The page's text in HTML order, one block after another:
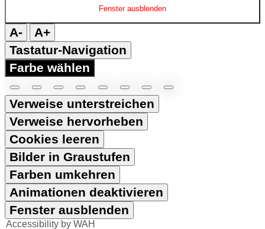
Fenster ausblenden
A-
A+
Tastatur-Navigation
Farbe wählen
Verweise unterstreichen
Verweise hervorheben
Cookies leeren
Bilder in Graustufen
Farben umkehren
Animationen deaktivieren
Fenster ausblenden
Accessibility by WAH